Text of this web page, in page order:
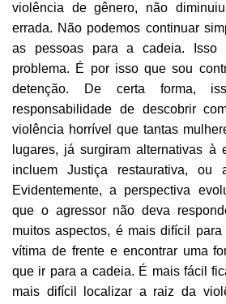
violência de gênero, não
errada. Não podemos continuar
as pessoas para a cadeia. Isso
problema. É por isso que sou
detenção. De certa forma,
responsabilidade de descobrir
violência horrível que tantas
lugares, já surgiram alternativas à
incluem Justiça restaurativa, ou
Evidentemente, a perspectiva
que o agressor não deva
muitos aspectos, é mais difícil
vítima de frente e encontrar uma
que ir para a cadeia. É mais fácil
mais difícil localizar a raiz da